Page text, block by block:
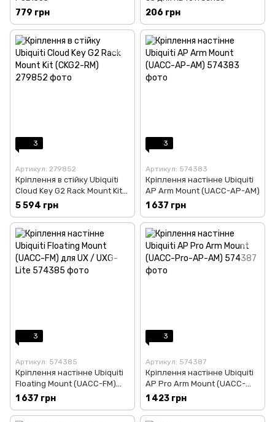
779 грн 206 грн
3
Артикул: 279852
Кріплення в стійку Ubiquiti
Cloud Key G2 Rack Mount Kit
(CKG2-RM)
5 594 грн
3
Артикул: 574383
Кріплення настінне Ubiquiti
AP Arm Mount (UACC-AP-AM)
1 637 грн
3
Артикул: 574385
Кріплення настінне Ubiquiti
Floating Mount (UACC-FM)
для UX / UXG-Lite
1 637 грн
3
Артикул: 574387
Кріплення настінне Ubiquiti
AP Pro Arm Mount (UACC-
Pro-AP-AM)
1 423 грн